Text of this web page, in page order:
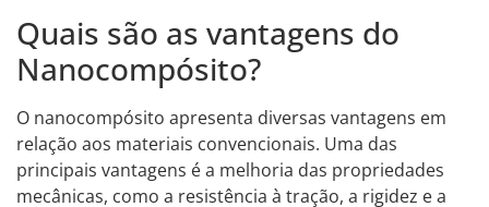
Quais são as vantagens do
Nanocompósito?
O nanocompósito apresenta diversas vantagens em
relação aos materiais convencionais. Uma das
principais vantagens é a melhoria das propriedades
mecânicas, como a resistência à tração, a rigidez e a